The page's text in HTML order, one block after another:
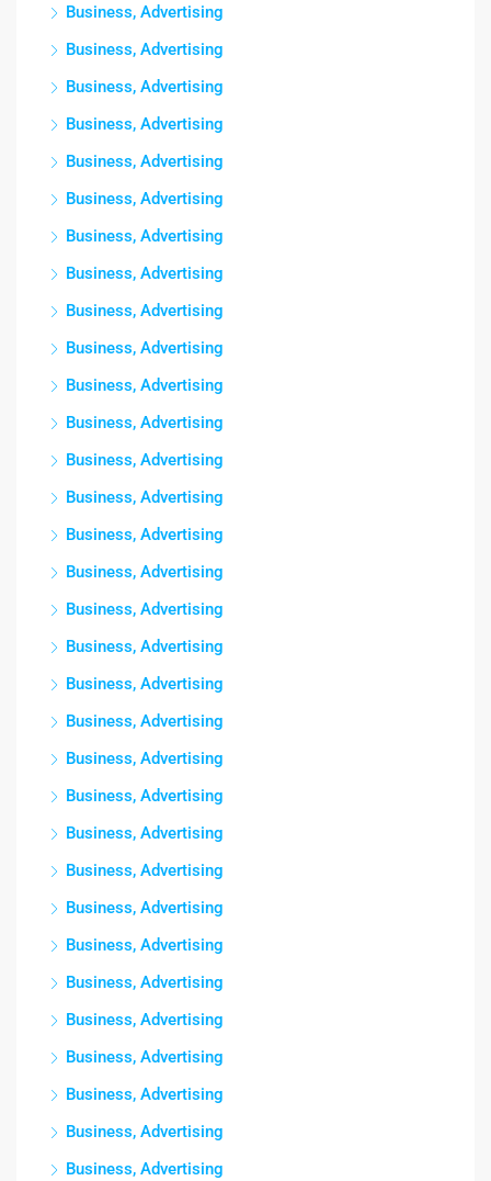
Business, Advertising
Business, Advertising
Business, Advertising
Business, Advertising
Business, Advertising
Business, Advertising
Business, Advertising
Business, Advertising
Business, Advertising
Business, Advertising
Business, Advertising
Business, Advertising
Business, Advertising
Business, Advertising
Business, Advertising
Business, Advertising
Business, Advertising
Business, Advertising
Business, Advertising
Business, Advertising
Business, Advertising
Business, Advertising
Business, Advertising
Business, Advertising
Business, Advertising
Business, Advertising
Business, Advertising
Business, Advertising
Business, Advertising
Business, Advertising
Business, Advertising
Business, Advertising